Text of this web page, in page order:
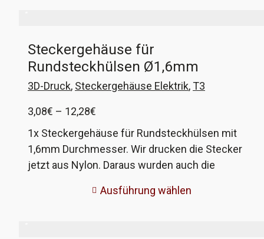
Verkabelung der elektrischen Spiegel, der
Zentralverriegelung und der Klimaanlage. VW-
Vergleichsnummer 171 971 998 A, B, C und E.
Steckergehäuse für
Rundsteckhülsen Ø1,6mm
3D-Druck, Steckergehäuse Elektrik,T3
3,08€ – 12,28€
3,08€
12,28€
1x Steckergehäuse für Rundsteckhülsen mit
1,6mm Durchmesser. Wir drucken die Stecker
jetzt aus Nylon. Daraus wurden auch die
optionalen Crimpkontakte sind in Originalqualität
Ausführung wählen